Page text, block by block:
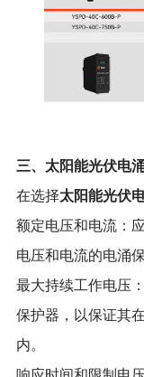
三、太阳能光伏电
在选择太阳能光伏
额定电压和电流：
电压和电流的电涌
最大持续工作电压
保护器，以保证其
内。